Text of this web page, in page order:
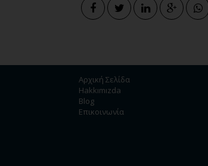
Αρχική Σελίδα
Hakkımızda
Blog
Επικοινωνία